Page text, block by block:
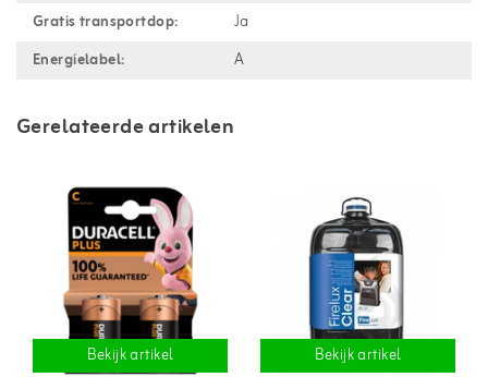
Gratis transportdop:
Ja
Energielabel:
A
Gerelateerde artikelen
Bekijk artikel Bekijk artikel